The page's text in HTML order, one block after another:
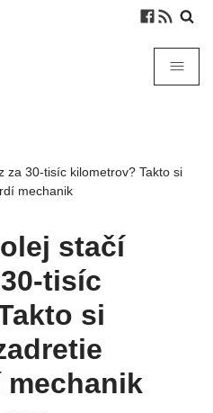
za 30-tisíc kilometrov? Takto si
mechanik
stačí
tisíc
si